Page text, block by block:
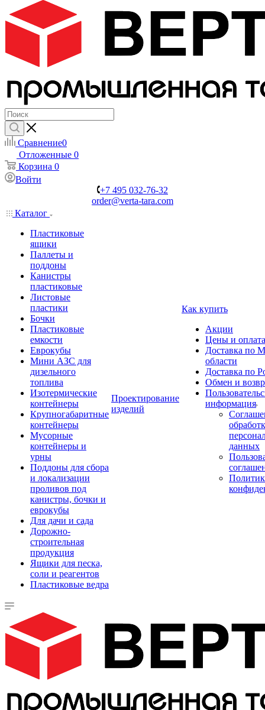
Сравнение0
Отложенные 0
Корзина 0
Войти
+7 495 032-76-32
order@verta-tara.com
Каталог
Пластиковые
ящики
Паллеты и
поддоны
Канистры
пластиковые
Листовые
пластики
Бочки
Пластиковые
емкости
Еврокубы
Мини АЗС для
дизельного
топлива
Изотермические
контейнеры
Крупногабаритные
контейнеры
Мусорные
контейнеры и
урны
Поддоны для сбора
и локализации
проливов под
канистры, бочки и
еврокубы
Для дачи и сада
Дорожно-
строительная
продукция
Ящики для песка,
соли и реагентов
Пластиковые ведра
Проектирование
изделий
Как купить
Акции
Цены и оплата
Доставка по
области
Доставка по
Обмен и
информация
данных